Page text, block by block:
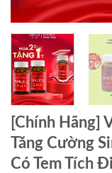
[Chính Hãng]
Tăng Cường
Có Tem Tích